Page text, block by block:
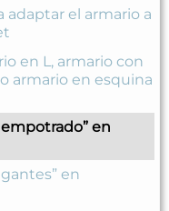
adaptar el armario a
en L, armario con
armario en esquina
en
en